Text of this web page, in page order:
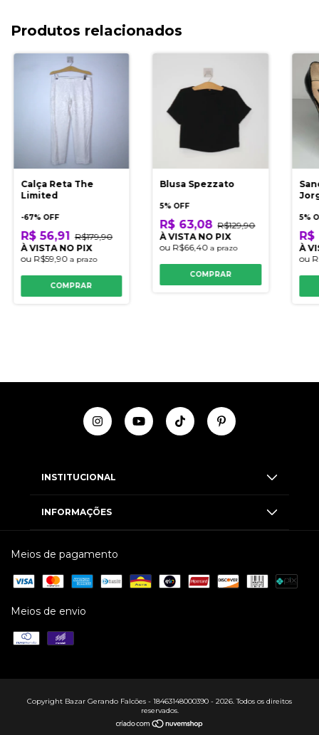
Produtos relacionados
Calça Reta The
Limited
-67% OFF
R$ 56,91 R$179,90
À VISTA NO PIX
ou R$59,90 a prazo
COMPRAR
Blusa Spezzato
5% OFF
R$ 63,08 R$129,90
À VISTA NO PIX
ou R$66,40a prazo
COMPRAR
5%
R$
À
ou
INSTITUCIONAL
INFORMAÇÕES
Meios de pagamento
Meios de envio
Copyright Bazar Gerando Falcões - 18463148000390 - 2026. Todos os direitos
reservados.